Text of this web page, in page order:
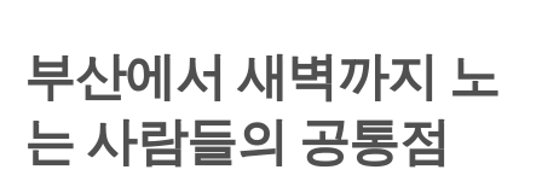
부산에서 새벽까지 노
는 사람들의 공통점